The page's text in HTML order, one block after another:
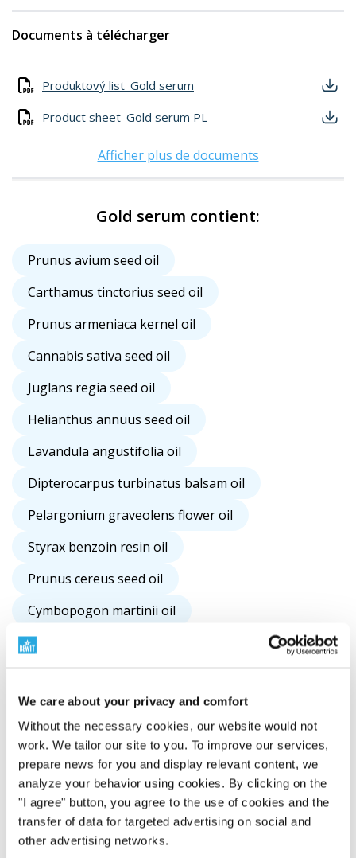
We care about your privacy and comfort
Without the necessary cookies, our website would not
work. We tailor our site to you. To improve our services,
prepare news for you and display relevant content, we
analyze your behavior using cookies. By clicking on the
"I agree" button, you agree to the use of cookies and the
transfer of data for targeted advertising on social and
other advertising networks.
Documents à télécharger
Produktový list_Gold serum
Product sheet_Gold serum PL
Afficher plus de documents
Gold serum contient:
Prunus avium seed oil
Carthamus tinctorius seed oil
Prunus armeniaca kernel oil
Cannabis sativa seed oil
Juglans regia seed oil
Helianthus annuus seed oil
Lavandula angustifolia oil
Dipterocarpus turbinatus balsam oil
Pelargonium graveolens flower oil
Styrax benzoin resin oil
Prunus cereus seed oil
Cymbopogon martinii oil
Cananga odorata flower oil
Prunus amygdalus dulcis oil
Boswellia serrata oil
Cedrus deodara wood oil
Daucus carota sativa seed oil
Pogostemon cablin leaf oil
Citrus limon peel oil